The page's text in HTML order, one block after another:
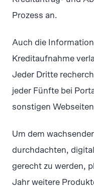
Prozess an.
Auch die
Kreditaufnahme
Jeder Dritte
jeder Fünfte bei
sonstigen
Um dem
durchdachten,
gerecht zu werden,
Jahr weitere